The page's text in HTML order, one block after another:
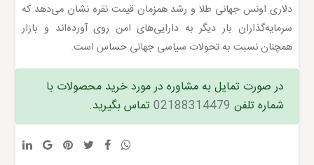
دلاری اونس جهانی طلا و رشد همزمان قیمت نقره نشان می‌دهد که
سرمایه‌گذاران بار دیگر به دارایی‌های امن روی آورده‌اند و بازار
همچنان نسبت به تحولات سیاسی جهانی حساس است.
در صورت تمایل به مشاوره در مورد خرید محصولات با
شماره تلفن 02188314479تماس بگیرید.